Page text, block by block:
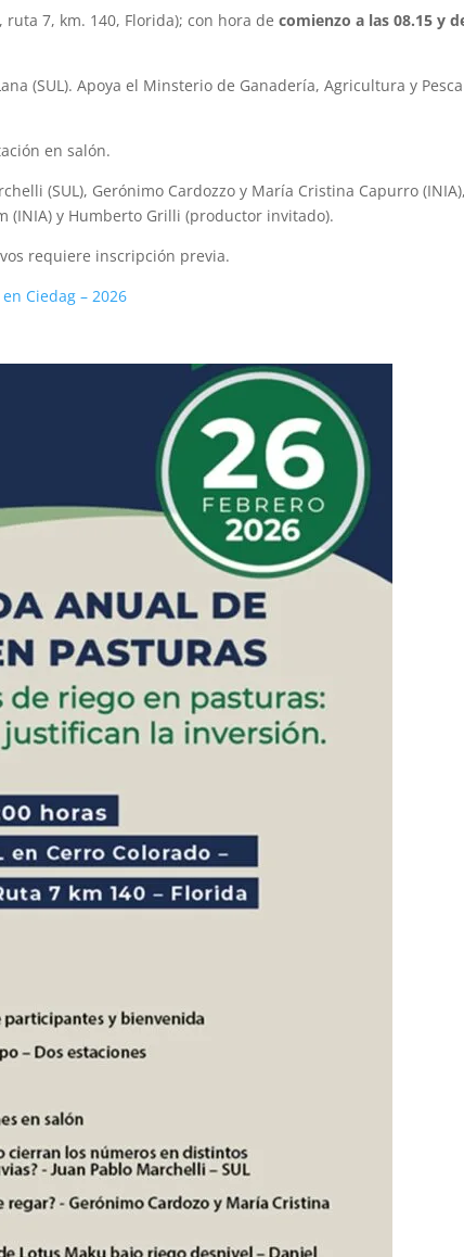
ruta 7, km. 140, Florida); con hora decomienzo a las 08.15 y
(SUL). Apoya el Minsterio de Ganadería, Agricultura y Pesca
en salón.
(SUL), Gerónimo Cardozzo y María Cristina Capurro (INIA),
(INIA) y Humberto Grilli (productor invitado).
requiere inscripción previa.
Ciedag – 2026